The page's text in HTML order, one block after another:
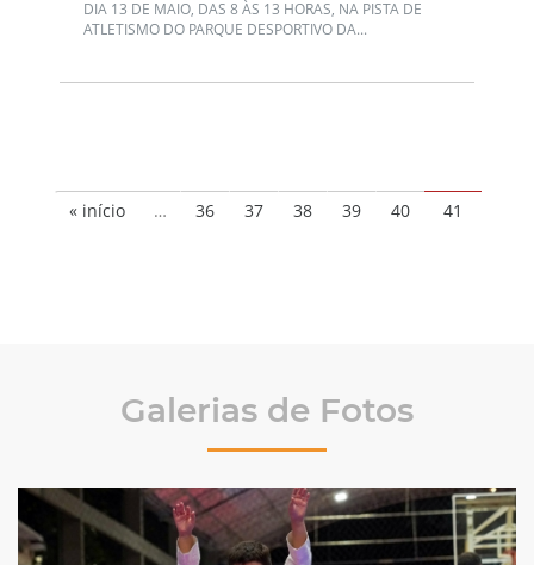
DIA 13 DE MAIO, DAS 8 ÀS 13 HORAS, NA PISTA DE
ATLETISMO DO PARQUE DESPORTIVO DA...
« início … 36 37 38 39 40 41
Galerias de Fotos